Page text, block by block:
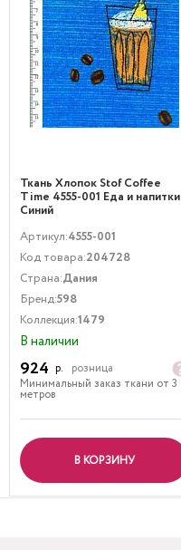
Ткань Хлопок Stof Coffee
Time 4555-001 Еда и напитки
Синий
Артикул:4555-001
Код товара:204728
Страна:Дания
Бренд:598
Коллекция:1479
В наличии
924 р.
розница
Минимальный заказ ткани от 3
метров
В КОРЗИНУ